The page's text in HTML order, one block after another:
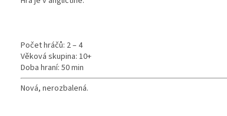
Počet hráčů: 2 – 4
Věková skupina: 10+
Doba hraní: 50 min
Nová, nerozbalená.